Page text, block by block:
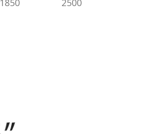
1850 2500